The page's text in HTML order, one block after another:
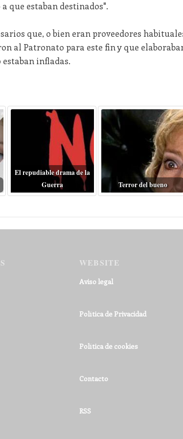
que estaban destinados".
que, o bien eran proveedores
al Patronato para este fin y que
infladas.
El repudiable drama de la
Guerra
Terror del bueno
WEBSITE
Aviso legal
Política de Privacidad
Política de cookies
Contacto
RSS